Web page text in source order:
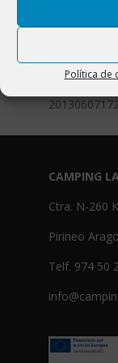
Política de
más tiempo
http://
CAMPING
Ctra. N-260
Pirineo
Telf. 974 50